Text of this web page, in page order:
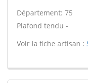
Département: 75
Plafond tendu -
Voir la fiche artisan :